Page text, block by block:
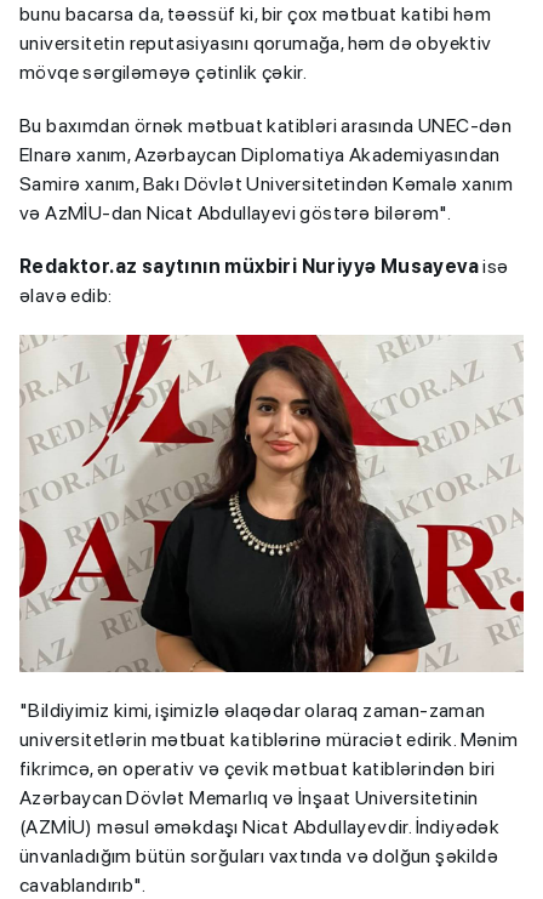
bunu bacarsa da, təəssüf ki, bir çox mətbuat katibi həm
universitetin reputasiyasını qorumağa, həm də obyektiv
mövqe sərgiləməyə çətinlik çəkir.
Bu baxımdan örnək mətbuat katibləri arasında UNEC-dən
Elnarə xanım, Azərbaycan Diplomatiya Akademiyasından
Samirə xanım, Bakı Dövlət Universitetindən Kəmalə xanım
və AzMİU-dan Nicat Abdullayevi göstərə bilərəm".
Redaktor.az saytının müxbiri Nuriyyə Musayevaisə
əlavə edib:
"Bildiyimiz kimi, işimizlə əlaqədar olaraq zaman-zaman
universitetlərin mətbuat katiblərinə müraciət edirik. Mənim
fikrimcə, ən operativ və çevik mətbuat katiblərindən biri
Azərbaycan Dövlət Memarlıq və İnşaat Universitetinin
(AZMİU) məsul əməkdaşı Nicat Abdullayevdir. İndiyədək
ünvanladığım bütün sorğuları vaxtında və dolğun şəkildə
cavablandırıb".